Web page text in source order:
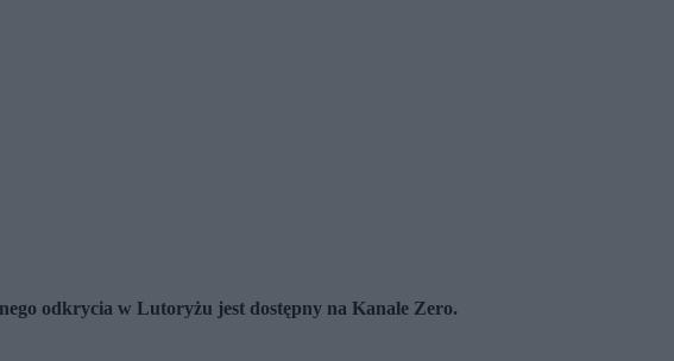
odkrycia w Lutoryżu jest dostępny na Kanale Zero.